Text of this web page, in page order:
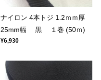
ナイロン 4本トジ 1.2ｍｍ厚
25mm幅 黒 １巻 (50ｍ)
¥6,930